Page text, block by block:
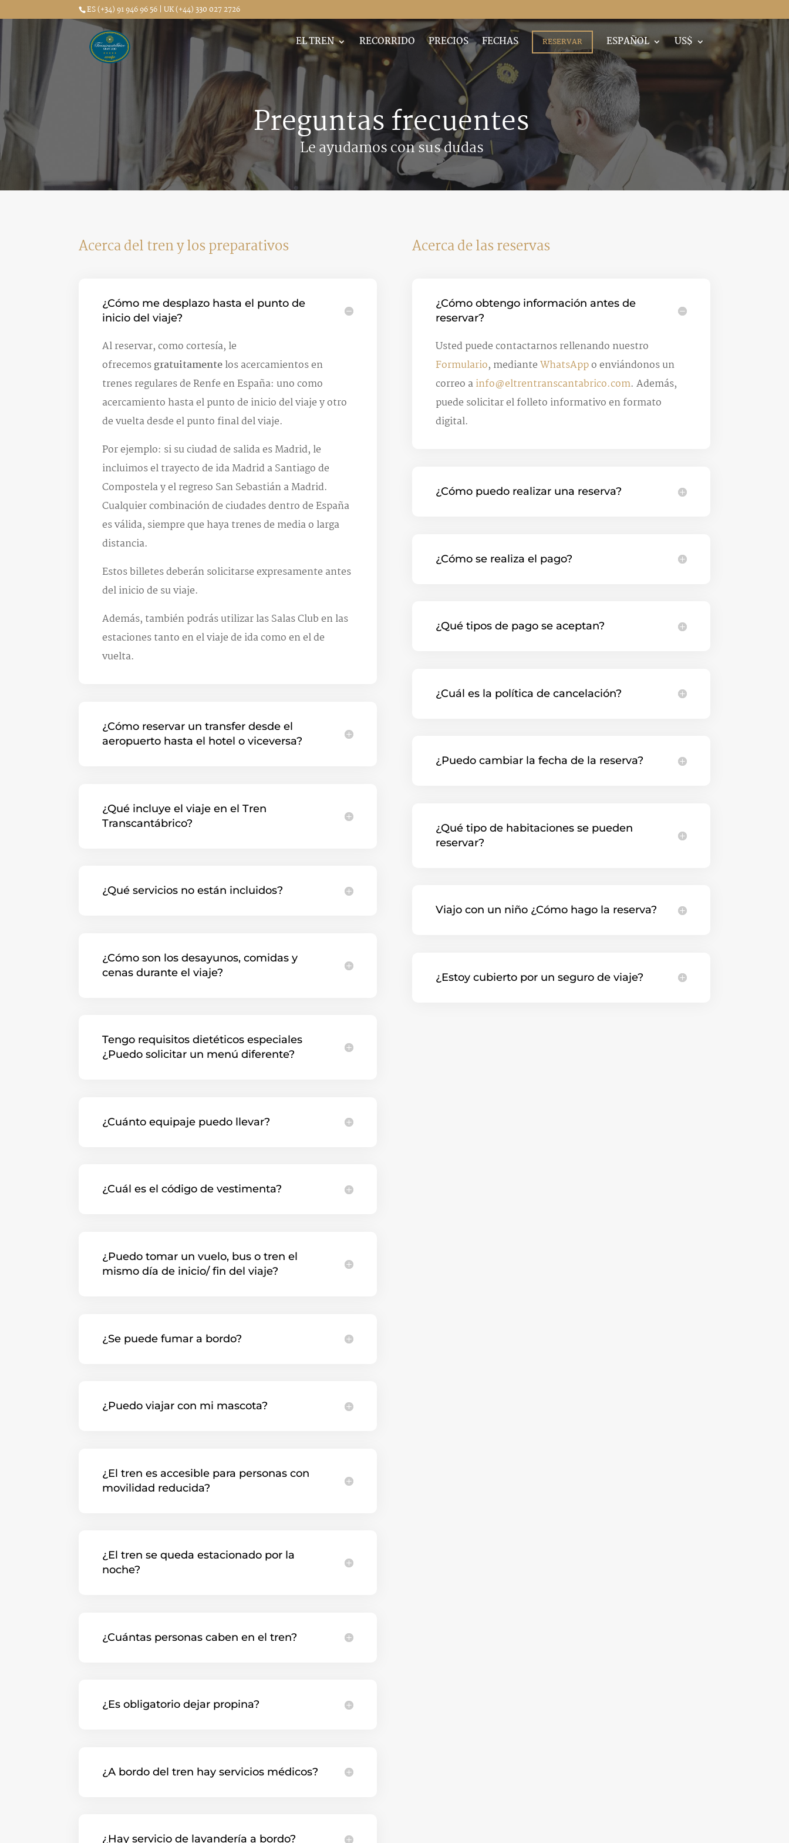
ES (+34) 91 946 96 56 | UK (+44) 330 027 2726
EL TREN RECORRIDO PRECIOS FECHAS RESERVAR ESPAÑOL US$
Preguntas frecuentes
Le ayudamos con sus dudas
Acerca del tren y los preparativos
¿Cómo me desplazo hasta el punto de
inicio del viaje?
Al reservar, como cortesía, le
ofrecemosgratuitamentelos acercamientos en
trenes regulares de Renfe en España: uno como
acercamiento hasta el punto de inicio del viaje y otro
de vuelta desde el punto final del viaje.
Por ejemplo: si su ciudad de salida es Madrid, le
incluimos el trayecto de ida Madrid a Santiago de
Compostela y el regreso San Sebastián a Madrid.
Cualquier combinación de ciudades dentro de España
es válida, siempre que haya trenes de media o larga
distancia.
Estos billetes deberán solicitarse expresamente antes
del inicio de su viaje.
Además, también podrás utilizar las Salas Club en las
estaciones tanto en el viaje de ida como en el de
vuelta.
¿Cómo reservar un transfer desde el
aeropuerto hasta el hotel o viceversa?
¿Qué incluye el viaje en el Tren
Transcantábrico?
¿Qué servicios no están incluidos?
¿Cómo son los desayunos, comidas y
cenas durante el viaje?
Tengo requisitos dietéticos especiales
¿Puedo solicitar un menú diferente?
¿Cuánto equipaje puedo llevar?
¿Cuál es el código de vestimenta?
¿Puedo tomar un vuelo, bus o tren el
mismo día de inicio/ fin del viaje?
¿Se puede fumar a bordo?
¿Puedo viajar con mi mascota?
¿El tren es accesible para personas con
movilidad reducida?
¿El tren se queda estacionado por la
noche?
¿Cuántas personas caben en el tren?
¿Es obligatorio dejar propina?
¿A bordo del tren hay servicios médicos?
¿Hay servicio de lavandería a bordo?
Acerca de las reservas
¿Cómo obtengo información antes de
reservar?
Usted puede contactarnos rellenando nuestro
Formulario, medianteWhatsAppo enviándonos un
correo ainfo@eltrentranscantabrico.com. Además,
puede solicitar el folleto informativo en formato
digital.
¿Cómo puedo realizar una reserva?
¿Cómo se realiza el pago?
¿Qué tipos de pago se aceptan?
¿Cuál es la política de cancelación?
¿Puedo cambiar la fecha de la reserva?
¿Qué tipo de habitaciones se pueden
reservar?
Viajo con un niño ¿Cómo hago la reserva?
¿Estoy cubierto por un seguro de viaje?